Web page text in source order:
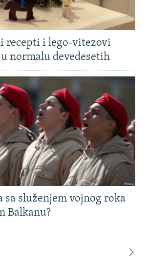
recepti i lego-vitezovi
normalu devedesetih
sa služenjem vojnog roka
Balkanu?